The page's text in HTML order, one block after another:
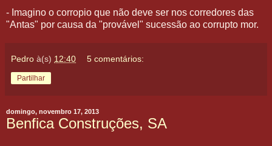
- Imagino o corropio que não deve ser nos corredores das
"Antas" por causa da "provável" sucessão ao corrupto mor.
Pedro à(s) 12:40 5 comentários:
Partilhar
domingo, novembro 17, 2013
Benfica Construções, SA